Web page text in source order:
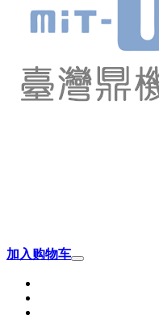
加入购物车